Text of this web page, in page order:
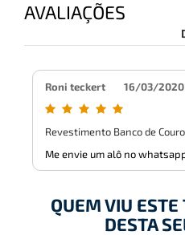
AVALIAÇÕES
Roni teckert 16/03/2020
Revestimento Banco de
Me envie um alô no
QUEM VIU
DESTA